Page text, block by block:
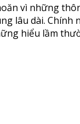
vì những
lâu dài.
hiểu lầm